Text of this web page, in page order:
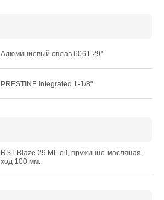
Алюминиевый сплав 6061 29"
PRESTINE Integrated 1-1/8"
RST Blaze 29 ML oil, пружинно-масляная,
ход 100 мм.